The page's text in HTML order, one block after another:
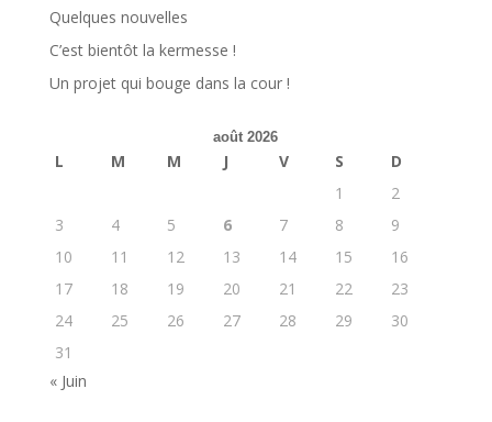
Quelques nouvelles
C’est bientôt la kermesse !
Un projet qui bouge dans la cour !
août 2026
L M M J V S
D
1
2
3
4 5 6 7 8
9
10
11 12 13 14 15
16
17
18 19 20 21 22
23
24
25 26 27 28 29
30
31
« Juin